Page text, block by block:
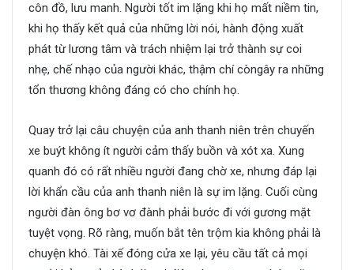
côn đồ, lưu manh. Người tốt im lặng khi họ mất niềm tin,
khi họ thấy kết quả của những lời nói, hành động xuất
phát từ lương tâm và trách nhiệm lại trở thành sự coi
nhẹ, chế nhạo của người khác, thậm chí còngây ra những
tổn thương không đáng có cho chính họ.
Quay trở lại câu chuyện của anh thanh niên trên chuyến
xe buýt không ít người cảm thấy buồn và xót xa. Xung
quanh đó có rất nhiều người đang chờ xe, nhưng đáp lại
lời khẩn cầu của anh thanh niên là sự im lặng. Cuối cùng
người đàn ông bơ vơ đành phải bước đi với gương mặt
tuyệt vọng. Rõ ràng, muốn bắt tên trộm kia không phải là
chuyện khó. Tài xế đóng cửa xe lại, yêu cầu tất cả mọi